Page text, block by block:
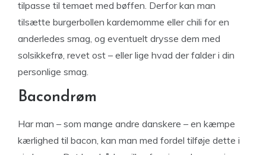
tilpasse til temaet med bøffen. Derfor kan man
tilsætte burgerbollen kardemomme eller chili for en
anderledes smag, og eventuelt drysse dem med
solsikkefrø, revet ost – eller lige hvad der falder i din
personlige smag.
Bacondrøm
Har man – som mange andre danskere – en kæmpe
kærlighed til bacon, kan man med fordel tilføje dette i